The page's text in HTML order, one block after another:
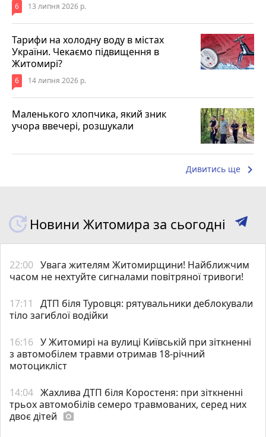
6 13 липня 2026 р.
Тарифи на холодну воду в містах
України. Чекаємо підвищення в
Житомирі?
6 14 липня 2026 р.
Маленького хлопчика, який зник
учора ввечері, розшукали
Дивитись ще keyboard_arrow_right
Новини Житомира за сьогодні
22:00 Увага жителям Житомирщини! Найближчим
часом не нехтуйте сигналами повітряної тривоги!
17:11
ДТП біля Туровця: рятувальники деблокували
тіло загиблої водійки
16:16 У Житомирі на вулиці Київській при зіткненні
з автомобілем травми отримав 18-річний
мотоцикліст
14:04 Жахлива ДТП біля Коростеня: при зіткненні
трьох автомобілів семеро травмованих, серед них
двоє дітей photo_camera